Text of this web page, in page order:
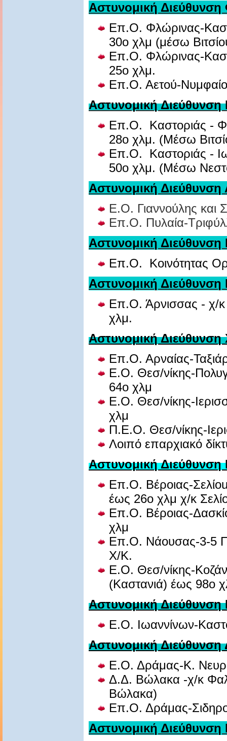
Αστυνομική
Επ.Ο. Φλώρινας-
30ο χλμ (μέσω
Επ.Ο. Φλώρινας-
25ο χλμ.
Επ.Ο. Αετού-
Αστυνομική Διεύθυνση
Επ.Ο. Καστοριάς -
28ο χλμ. (Μέσω
Επ.Ο. Καστοριάς -
50ο χλμ. (Μέσω
Αστυνομική
Ε.Ο. Γιαννούλης και
Επ.Ο. Πυλαία-
Αστυνομική
Επ.Ο. Κοινότητας
Αστυνομική Διεύθυνση
Επ.Ο. Άρνισσας - χ/
χλμ.
Αστυνομική Διεύθυνση
Επ.Ο. Αρναίας-
Ε.Ο. Θεσ/νίκης-
64ο χλμ
Ε.Ο. Θεσ/νίκης-
χλμ
Π.Ε.Ο. Θεσ/νίκης-
Λοιπό επαρχιακό
Αστυνομική Διεύθυνση
Επ.Ο. Βέροιας-
έως 26ο χλμ χ/κ
Επ.Ο. Βέροιας-
χλμ
Επ.Ο. Νάουσας-3-5
Χ/Κ.
Ε.Ο. Θεσ/νίκης-
(Καστανιά) έως 98ο
Αστυνομική Διεύθυνση
Ε.Ο. Ιωαννίνων-
Aστυνομική
Ε.Ο. Δράμας-Κ.
Δ.Δ. Βώλακα -χ/κ
Βώλακα)
Επ.Ο. Δράμας-
Aστυνομική